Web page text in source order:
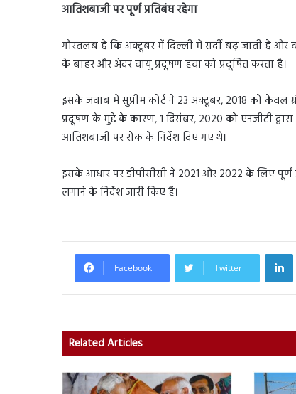
आतिशबाजी पर पूर्ण प्रतिबंध रहेगा
गौरतलब है कि अक्टूबर में दिल्ली में सर्दी बढ़ जाती है और
के बाहर और अंदर वायु प्रदूषण हवा को प्रदूषित करता है।
इसके जवाब में सुप्रीम कोर्ट ने 23 अक्टूबर, 2018 को केवल
प्रदूषण के मुद्दे के कारण, 1 दिसंबर, 2020 को एनजीटी
आतिशबाजी पर रोक के निर्देश दिए गए थे।
इसके आधार पर डीपीसीसी ने 2021 और 2022 के लिए पूर्ण
लगाने के निर्देश जारी किए हैं।
Facebook Twitter
Related Articles